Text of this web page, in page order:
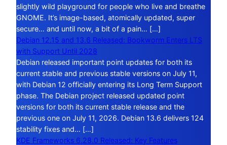
slightly wild playground for people who live and breathe
GNOME. It’s image-based, atomically updated, super
secure… and until now, a bit of a pain… […]
Debian 12.15 and 13.6 Released: Bookworm Enters LTS
with Support Until 2028
Debian released important point updates for both its
current stable and previous stable versions on July 11,
with Debian 12 officially entering its Long Term Support
phase. The Debian project released updated point
versions for both its current stable release and the
previous one on July 11, 2026. Debian 13.6 delivers 124
stability fixes and… […]
KDE Frameworks 6.28.0 Released: Key Features